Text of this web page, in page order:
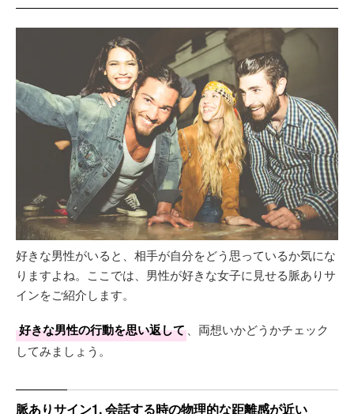
好きな男性がいると、相手が自分をどう思っているか気にな
りますよね。ここでは、男性が好きな女子に見せる脈ありサ
インをご紹介します。
好きな男性の行動を思い返して 、両想いかどうかチェック
してみましょう。
脈ありサイン1. 会話する時の物理的な距離感が近い